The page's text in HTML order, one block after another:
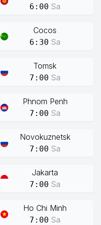
6:00 Sa
Cocos
6:30 Sa
Tomsk
7:00 Sa
Phnom Penh
7:00 Sa
Novokuznetsk
7:00 Sa
Jakarta
7:00 Sa
Ho Chi Minh
7:00 Sa